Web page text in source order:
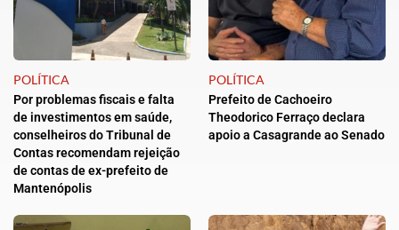
POLÍTICA
Por problemas fiscais e falta
de investimentos em saúde,
conselheiros do Tribunal de
Contas recomendam rejeição
de contas de ex-prefeito de
Mantenópolis
POLÍTICA
Prefeito de Cachoeiro
Theodorico Ferraço declara
apoio a Casagrande ao Senado